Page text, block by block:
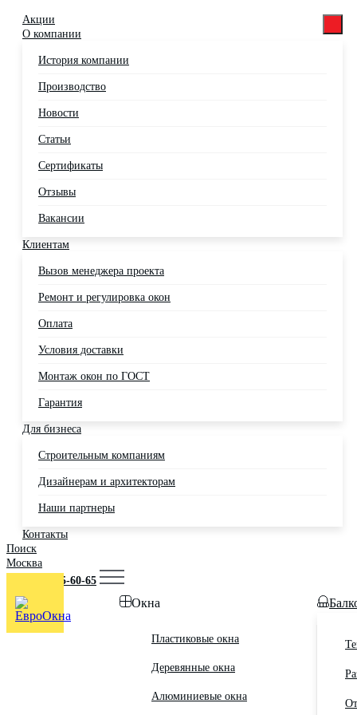
Акции
О компании
История компании
Производство
Новости
Статьи
Сертификаты
Отзывы
Вакансии
Клиентам
Вызов менеджера проекта
Ремонт и регулировка окон
Оплата
Условия доставки
Монтаж окон по ГОСТ
Гарантия
Для бизнеса
Строительным компаниям
Дизайнерам и архитекторам
Наши партнеры
Контакты
Поиск
Москва
+7 (495) 725-60-65
Окна
Пластиковые окна
Деревянные окна
Алюминиевые окна